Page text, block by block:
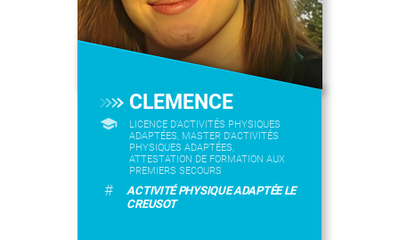
CLEMENCE
LICENCE D’ACTIVITÉS PHYSIQUES
ADAPTÉES, MASTER D'ACTIVITÉS
PHYSIQUES ADAPTÉES,
ATTESTATION DE FORMATION AUX
PREMIERS SECOURS
#
ACTIVITÉ PHYSIQUE ADAPTÉE LE
CREUSOT